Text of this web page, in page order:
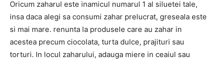
Oricum zaharul este inamicul numarul 1 al siluetei tale,
insa daca alegi sa consumi zahar prelucrat, greseala este
si mai mare. renunta la produsele care au zahar in
acestea precum ciocolata, turta dulce, prajituri sau
torturi. In locul zaharului, adauga miere in ceaiul sau